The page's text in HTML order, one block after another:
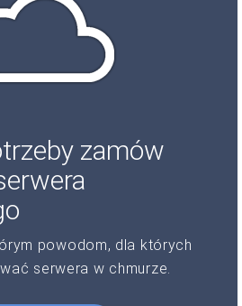
zamów
powodom, dla których
serwera w chmurze.